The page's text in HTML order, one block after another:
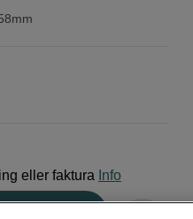
eller faktura Info